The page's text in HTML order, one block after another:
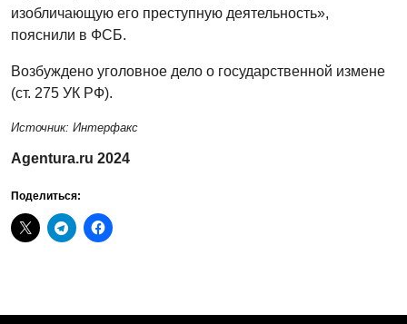
изобличающую его преступную деятельность»,
пояснили в ФСБ.
Возбуждено уголовное дело о государственной измене
(ст. 275 УК РФ).
Источник: Интерфакс
Agentura.ru 2024
Поделиться: